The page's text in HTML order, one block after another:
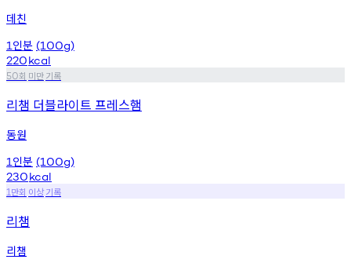
데친
1 인분 (100g)
220kcal
50회 미만기록
리챔 더블라이트 프레스햄
동원
1 인분 (100g)
230kcal
1 만회 이상기록
리챔
리챔